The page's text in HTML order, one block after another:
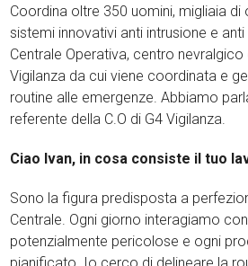
Coordina oltre 350 uomini, migliaia
sistemi innovativi anti intrusione e
Centrale Operativa, centro
Vigilanza da cui viene coordinata e
routine alle emergenze. Abbiamo
referente della C.O di G4 Vigilanza.
Ciao Ivan, in cosa consiste il tuo
Sono la figura predisposta a
Centrale. Ogni giorno interagiamo
potenzialmente pericolose e ogni